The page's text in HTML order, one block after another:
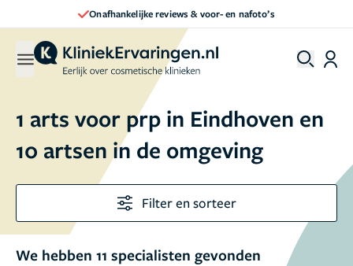
Onafhankelijke reviews & voor- en nafoto’s
1 arts voor prp in Eindhoven en
10 artsen in de omgeving
Filter en sorteer
We hebben 11 specialisten gevonden